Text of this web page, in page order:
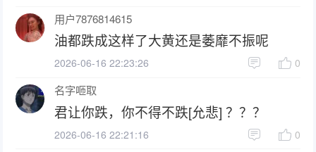
用户7876814615
油都跌成这样了大黄还是萎靡不振呢
2026-06-16 22:23:26 0
名字咂取
君让你跌，你不得不跌[允悲] ？？？
2026-06-16 22:21:16 0